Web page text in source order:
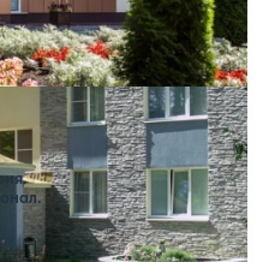
Крытый бассейн
бор
на выбранные даты
вариант